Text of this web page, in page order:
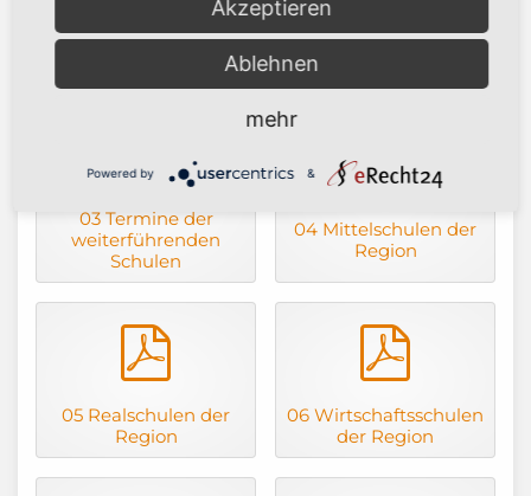
01 Fragenkatalog
Übertrittsbedingunge
n nach Klasse 4
03 Termine der
weiterführenden
Schulen
04 Mittelschulen der
Region
05 Realschulen der
Region
06 Wirtschaftsschulen
der Region
Akzeptieren
Ablehnen
mehr
Powered by &